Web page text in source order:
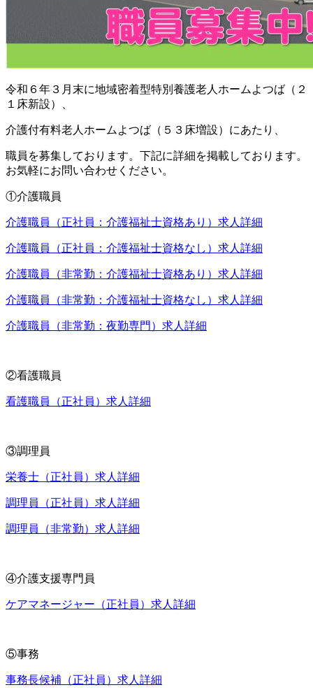
令和６年３月末に地域密着型特別養護老人ホームよつば（２
１床新設）、
介護付有料老人ホームよつば（５３床増設）にあたり、
職員を募集しております。下記に詳細を掲載しております。
お気軽にお問い合わせください。
①介護職員
介護職員（正社員：介護福祉士資格あり）求人詳細
介護職員（正社員：介護福祉士資格なし）求人詳細
介護職員（非常勤：介護福祉士資格あり）求人詳細
介護職員（非常勤：介護福祉士資格なし）求人詳細
介護職員（非常勤：夜勤専門）求人詳細
②看護職員
看護職員（正社員）求人詳細
③調理員
栄養士（正社員）求人詳細
調理員（正社員）求人詳細
調理員（非常勤）求人詳細
④介護支援専門員
ケアマネージャー（正社員）求人詳細
⑤事務
事務長候補（正社員）求人詳細